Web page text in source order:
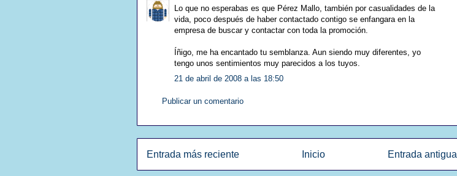
Lo que no esperabas es que Pérez Mallo, también por casualidades de la
vida, poco después de haber contactado contigo se enfangara en la
empresa de buscar y contactar con toda la promoción.
Íñigo, me ha encantado tu semblanza. Aun siendo muy diferentes, yo
tengo unos sentimientos muy parecidos a los tuyos.
21 de abril de 2008 a las 18:50
Publicar un comentario
Entrada más reciente Entrada antigua
Inicio